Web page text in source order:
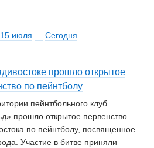
15 июля Сегодня
прошло открытое
по пейнтболу
пейнтбольного клуб
прошло открытое первенство
по пейнтболу, посвященное
Участие в битве приняли